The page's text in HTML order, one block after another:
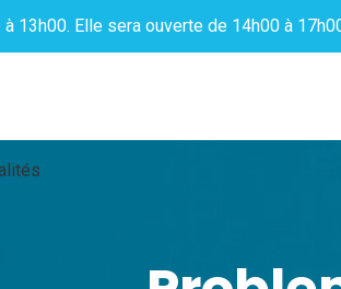
13h00. Elle sera ouverte de 14h00 à